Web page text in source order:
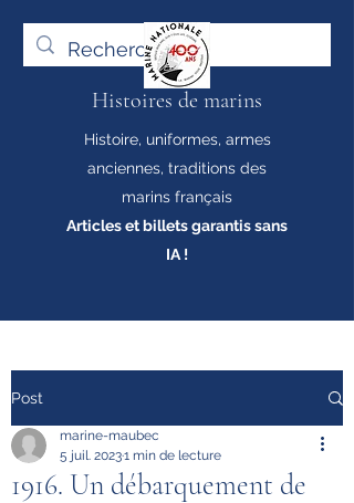
Histoires de marins
Histoire, uniformes, armes
anciennes, traditions des
marins français
Articles et billets garantis sans
IA !
Post
1916. Un débarquement de
marine-maubec
5 juil. 20231 min de lecture